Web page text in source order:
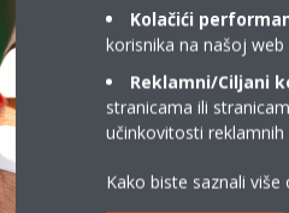
Kolačići
korisnika na našoj
Reklamni/Ciljani
stranicama ili
učinkovitosti reklamnih
Kako biste saznali